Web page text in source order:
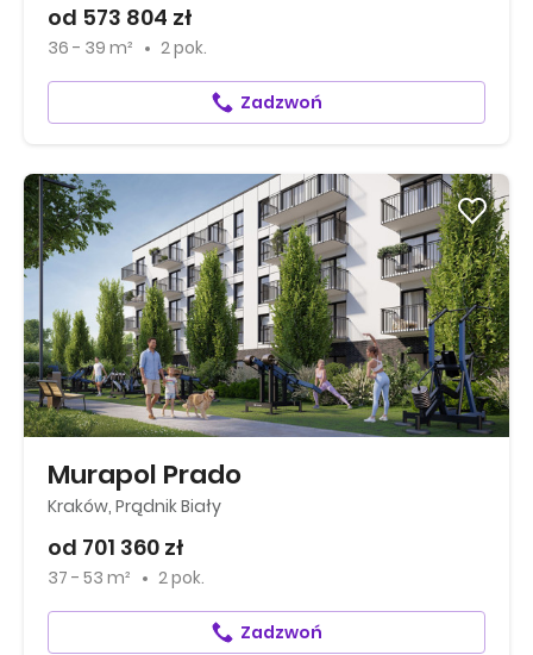
od 573 804 zł
36 - 39 m² 2 pok.
Zadzwoń
Murapol Prado
Kraków, Prądnik Biały
od 701 360 zł
37 - 53 m² 2 pok.
Zadzwoń